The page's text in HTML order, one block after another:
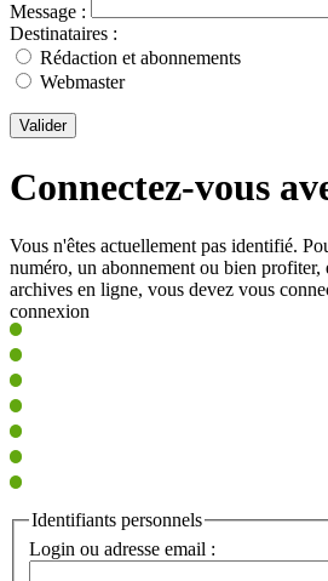
Message :
Destinataires :
Rédaction et abonnements
Webmaster
Valider
Connectez-vous
Vous n'êtes actuellement pas identifié.
numéro, un abonnement ou bien profiter,
archives en ligne, vous devez vous
connexion
Identifiants personnels
Login ou adresse email :